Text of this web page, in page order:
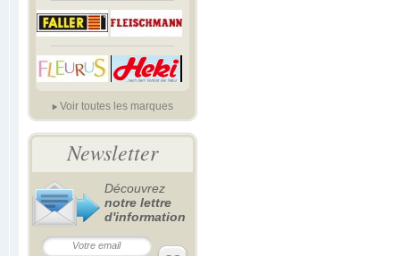
Voir toutes les marques
Newsletter
Découvrez
notre lettre
d'information